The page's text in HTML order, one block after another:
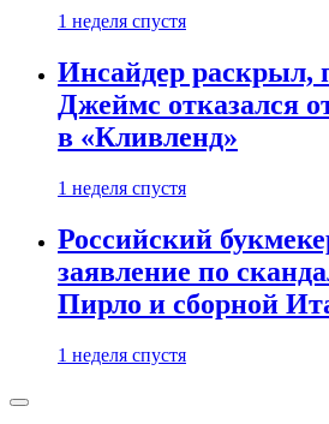
1 неделя спустя
Инсайдер раскрыл,
Джеймс отказался
в «Кливленд»
1 неделя спустя
Российский
заявление по
Пирло и сборной
1 неделя спустя